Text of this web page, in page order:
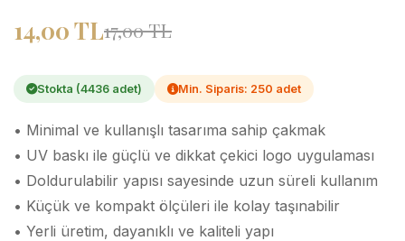
14,00 TL17,00 TL
Stokta (4436 adet) Min. Siparis: 250 adet
• Minimal ve kullanışlı tasarıma sahip çakmak
• UV baskı ile güçlü ve dikkat çekici logo uygulaması
• Doldurulabilir yapısı sayesinde uzun süreli kullanım
• Küçük ve kompakt ölçüleri ile kolay taşınabilir
• Yerli üretim, dayanıklı ve kaliteli yapı